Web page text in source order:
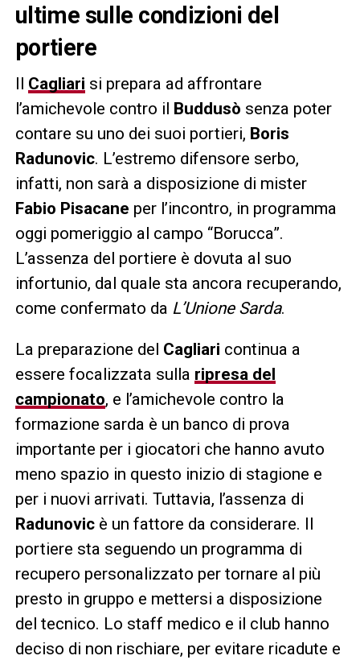
ultime sulle condizioni del
portiere
Il Cagliari si prepara ad affrontare
l’amichevole contro il Buddusò senza poter
contare su uno dei suoi portieri, Boris
Radunovic. L’estremo difensore serbo,
infatti, non sarà a disposizione di mister
Fabio Pisacane per l’incontro, in programma
oggi pomeriggio al campo “Borucca”.
L’assenza del portiere è dovuta al suo
infortunio, dal quale sta ancora recuperando,
come confermato da L’Unione Sarda.
La preparazione del Cagliari continua a
essere focalizzata sulla ripresa del
campionato, e l’amichevole contro la
formazione sarda è un banco di prova
importante per i giocatori che hanno avuto
meno spazio in questo inizio di stagione e
per i nuovi arrivati. Tuttavia, l’assenza di
Radunovicè un fattore da considerare. Il
portiere sta seguendo un programma di
recupero personalizzato per tornare al più
presto in gruppo e mettersi a disposizione
del tecnico. Lo staff medico e il club hanno
deciso di non rischiare, per evitare ricadute e